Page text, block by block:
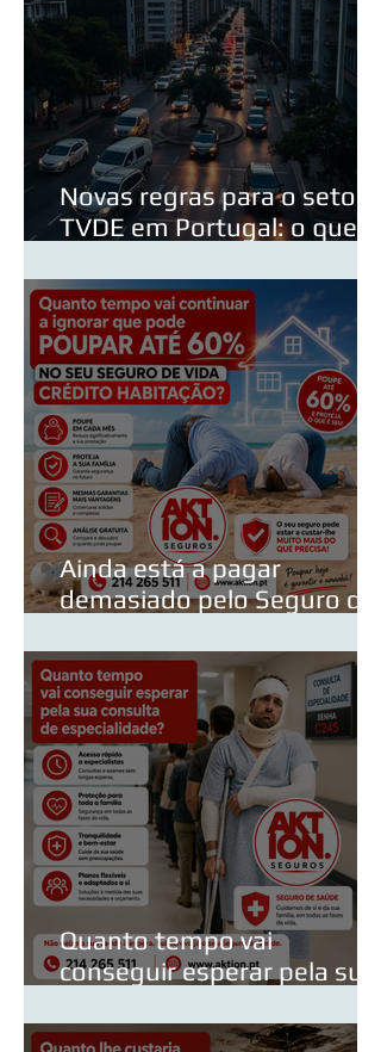
Novas regras para o setor
TVDE em Portugal: o que
Ainda está a pagar
demasiado pelo Seguro de
Quanto tempo vai
conseguir esperar pela sua